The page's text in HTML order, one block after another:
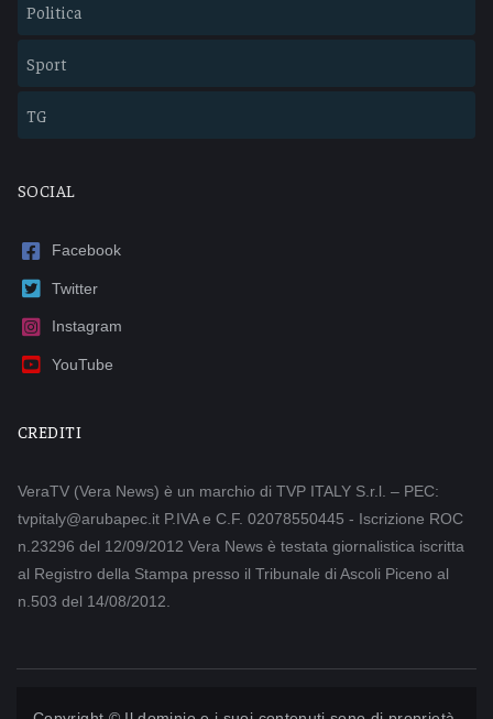
Politica
Sport
TG
SOCIAL
Facebook
Twitter
Instagram
YouTube
CREDITI
VeraTV (Vera News) è un marchio di TVP ITALY S.r.l. – PEC:
tvpitaly@arubapec.it P.IVA e C.F. 02078550445 - Iscrizione ROC
n.23296 del 12/09/2012 Vera News è testata giornalistica iscritta
al Registro della Stampa presso il Tribunale di Ascoli Piceno al
n.503 del 14/08/2012.